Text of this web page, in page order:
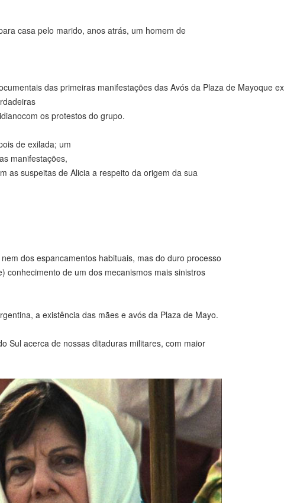
casa pelo marido, anos atrás, um homem de
das primeiras manifestações das Avós da Plaza de Mayoque
os protestos do grupo.
de exilada; um
manifestações,
as suspeitas de Alicia a respeito da origem da sua
dos espancamentos habituais, mas do duro processo
conhecimento de um dos mecanismos mais sinistros
a existência das mães e avós da Plaza de Mayo.
Sul acerca de nossas ditaduras militares, com maior